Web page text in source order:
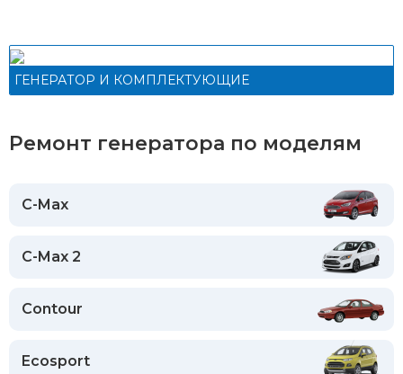
ГЕНЕРАТОР И КОМПЛЕКТУЮЩИЕ
Ремонт генератора по моделям
C-Max
C-Max 2
Contour
Ecosport